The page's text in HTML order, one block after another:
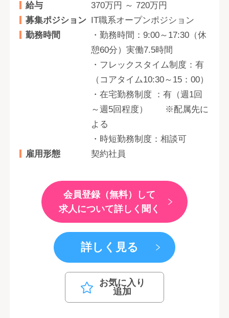
給与
370万円 ～ 720万円
募集ポジション IT職系オープンポジション
勤務時間
・勤務時間：9:00～17:30（休
憩60分）実働7.5時間
・フレックスタイム制度：有
（コアタイム10:30～15：00）
・在宅勤務制度 ：有（週1回
～週5回程度） ※配属先に
よる
・時短勤務制度：相談可
雇用形態
契約社員
会員登録（無料）して
求人について詳しく聞く
詳しく見る
お気に入り
追加